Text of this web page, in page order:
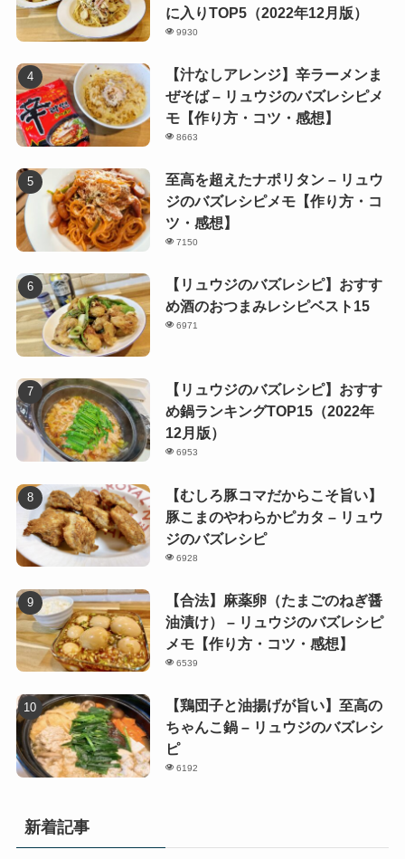
に入りTOP5（2022年12月版）
9930
【汁なしアレンジ】辛ラーメンま
ぜそば – リュウジのバズレシピメ
モ【作り方・コツ・感想】
8663
至高を超えたナポリタン – リュウ
ジのバズレシピメモ【作り方・コ
ツ・感想】
7150
【リュウジのバズレシピ】おすす
め酒のおつまみレシピベスト15
6971
【リュウジのバズレシピ】おすす
め鍋ランキングTOP15（2022年
12月版）
6953
【むしろ豚コマだからこそ旨い】
豚こまのやわらかピカタ – リュウ
ジのバズレシピ
6928
【合法】麻薬卵（たまごのねぎ醤
油漬け） – リュウジのバズレシピ
メモ【作り方・コツ・感想】
6539
【鶏団子と油揚げが旨い】至高の
ちゃんこ鍋 – リュウジのバズレシ
ピ
6192
新着記事